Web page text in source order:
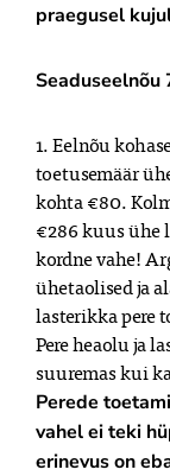
praegusel
Seaduseelnõu
1. Eelnõu
toetusemäär
kohta €80.
€286 kuus ühe
kordne vahe!
ühetaolised ja
lasterikka pere
Pere heaolu ja
Perede
vahel ei teki
erinevus on